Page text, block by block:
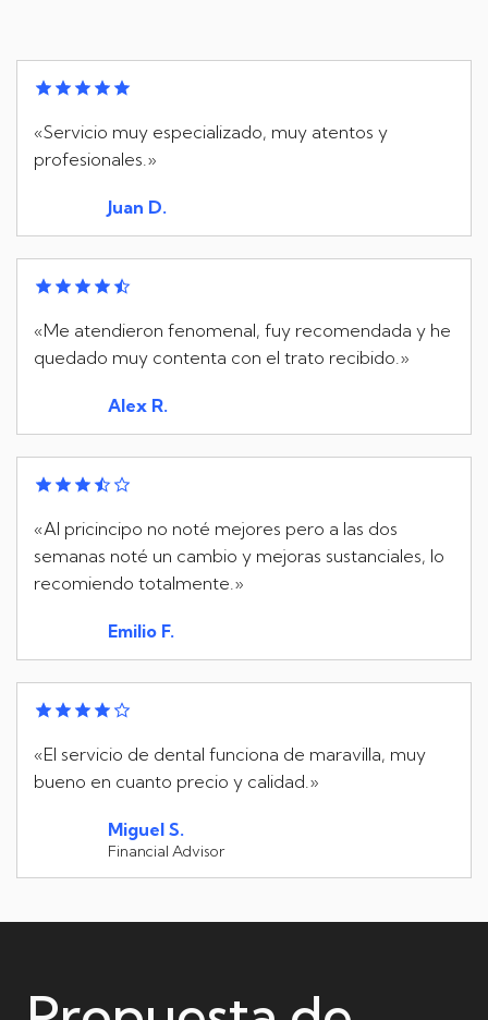
«Servicio muy especializado, muy atentos y
profesionales.»
Juan D.
«Me atendieron fenomenal, fuy recomendada y he
quedado muy contenta con el trato recibido.»
Alex R.
«Al pricincipo no noté mejores pero a las dos
semanas noté un cambio y mejoras sustanciales, lo
recomiendo totalmente.»
Emilio F.
«El servicio de dental funciona de maravilla, muy
bueno en cuanto precio y calidad.»
Miguel S.
Financial Advisor